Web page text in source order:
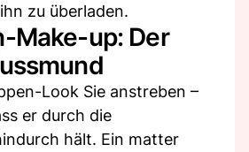
zu überladen.
Make-up: Der
Look Sie anstreben –
er durch die
hält. Ein matter